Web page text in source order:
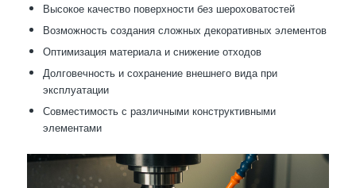
Высокое качество поверхности без шероховатостей
Возможность создания сложных декоративных элементов
Оптимизация материала и снижение отходов
Долговечность и сохранение внешнего вида при
эксплуатации
Совместимость с различными конструктивными
элементами